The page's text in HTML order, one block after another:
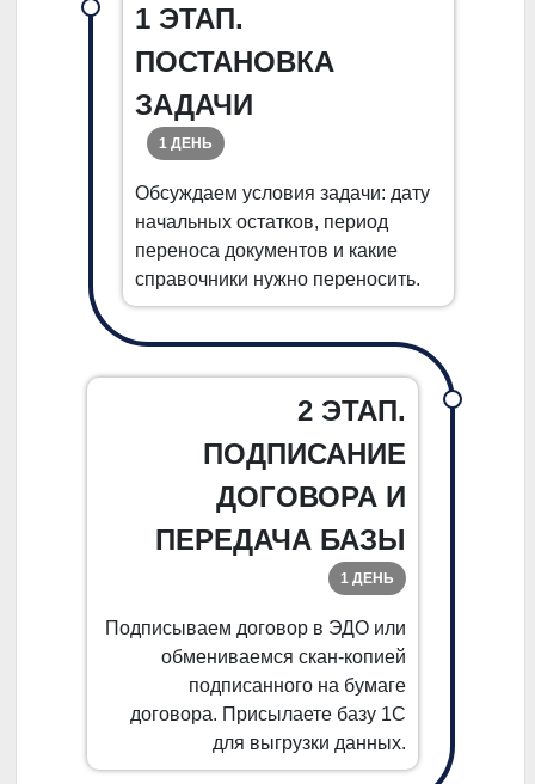
1 ЭТАП.
ПОСТАНОВКА
ЗАДАЧИ
1 ДЕНЬ
Обсуждаем условия задачи: дату
начальных остатков, период
переноса документов и какие
справочники нужно переносить.
2 ЭТАП.
ПОДПИСАНИЕ
ДОГОВОРА И
ПЕРЕДАЧА БАЗЫ
1 ДЕНЬ
Подписываем договор в ЭДО или
обмениваемся скан-копией
подписанного на бумаге
договора. Присылаете базу 1С
для выгрузки данных.